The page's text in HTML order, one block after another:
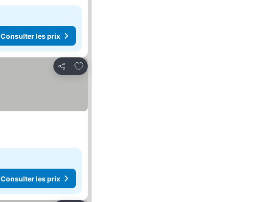
Consulter les prix
Partager
Ajouter à mes favoris
Consulter les prix